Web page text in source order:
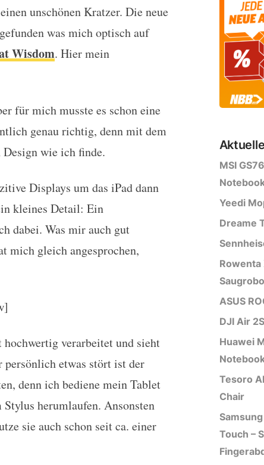
unschönen Kratzer. Die neue
was mich optisch auf
Wisdom. Hier mein
für mich musste es schon eine
genau richtig, denn mit dem
wie ich finde.
Displays um das iPad dann
kleines Detail: Ein
dabei. Was mir auch gut
mich gleich angesprochen,
verarbeitet und sieht
persönlich etwas stört ist der
denn ich bediene mein Tablet
herumlaufen. Ansonsten
sie auch schon seit ca. einer
MSI
Yeedi
Dreame
Rowenta
ASUS
DJI Air
Huawei
Tesoro
Chair
Touch –